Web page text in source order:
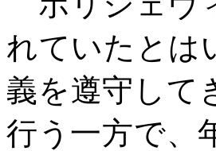
れていたとは
義を遵守して
行う一方で、